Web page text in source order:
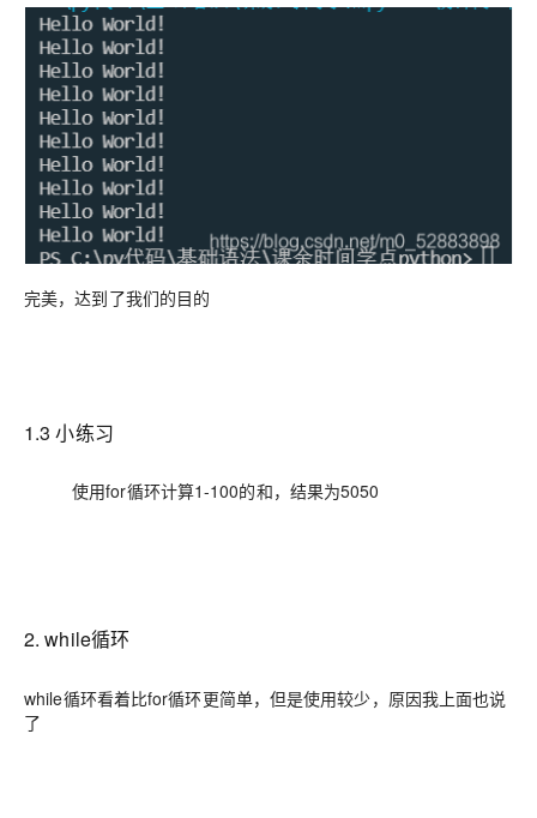
完美，达到了我们的目的
1.3 小练习
使用for循环计算1-100的和，结果为5050
2. while循环
while循环看着比for循环更简单，但是使用较少，原因我上面也说
了